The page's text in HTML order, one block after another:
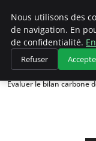
Accueil
Changements
Évaluer le bilan carbone
Nous utilisons des
de navigation. En
de confidentialité.
Refuser